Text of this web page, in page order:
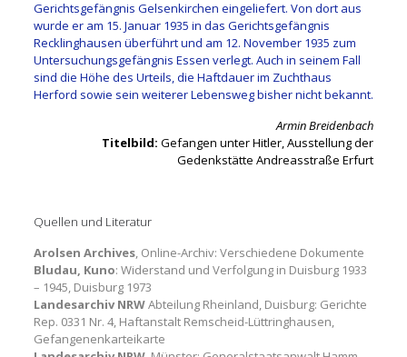
Gerichtsgefängnis Gelsenkirchen eingeliefert. Von dort aus
wurde er am 15. Januar 1935 in das Gerichtsgefängnis
Recklinghausen überführt und am 12. November 1935 zum
Untersuchungsgefängnis Essen verlegt. Auch in seinem Fall
sind die Höhe des Urteils, die Haftdauer im Zuchthaus
Herford sowie sein weiterer Lebensweg bisher nicht bekannt.
Armin Breidenbach
Titelbild: Gefangen unter Hitler, Ausstellung der
Gedenkstätte Andreasstraße Erfurt
Quellen und Literatur
Arolsen Archives, Online-Archiv: Verschiedene Dokumente
Bludau, Kuno: Widerstand und Verfolgung in Duisburg 1933
– 1945, Duisburg 1973
Landesarchiv NRWAbteilung Rheinland, Duisburg: Gerichte
Rep. 0331 Nr. 4, Haftanstalt Remscheid-Lüttringhausen,
Gefangenenkarteikarte